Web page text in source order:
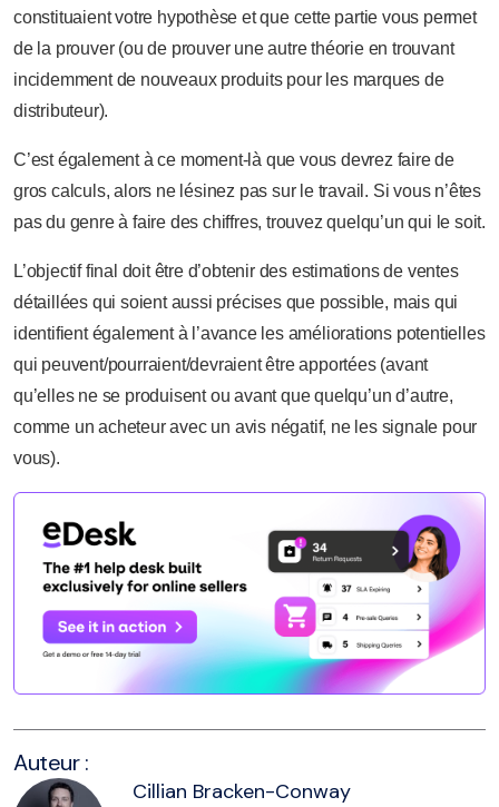
constituaient votre hypothèse et que cette partie vous permet
de la prouver (ou de prouver une autre théorie en trouvant
incidemment de nouveaux produits pour les marques de
distributeur).
C’est également à ce moment-là que vous devrez faire de
gros calculs, alors ne lésinez pas sur le travail. Si vous n’êtes
pas du genre à faire des chiffres, trouvez quelqu’un qui le soit.
L’objectif final doit être d’obtenir des estimations de ventes
détaillées qui soient aussi précises que possible, mais qui
identifient également à l’avance les améliorations potentielles
qui peuvent/pourraient/devraient être apportées (avant
qu’elles ne se produisent ou avant que quelqu’un d’autre,
comme un acheteur avec un avis négatif, ne les signale pour
vous).
Auteur :
Cillian Bracken-Conway